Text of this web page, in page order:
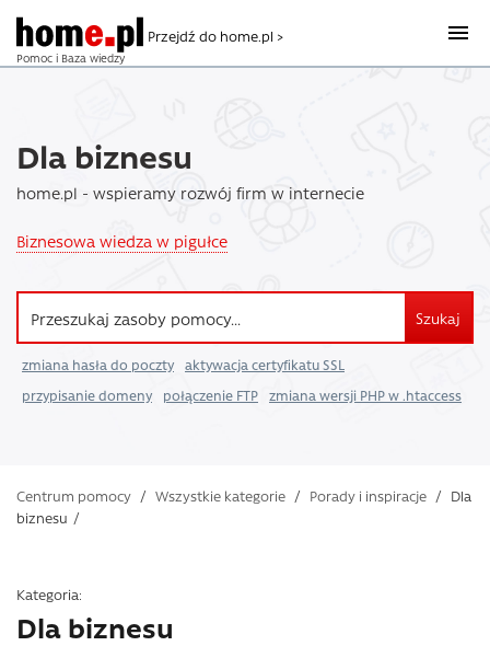
Pomoc i Baza wiedzy
Przejdź do home.pl >
Dla biznesu
home.pl - wspieramy rozwój firm w internecie
Biznesowa wiedza w pigułce
Szukaj
zmiana hasła do poczty
aktywacja certyfikatu SSL
przypisanie domeny
połączenie FTP zmiana wersji PHP w .htaccess
Centrum pomocy / Wszystkie kategorie / Porady i inspiracje / Dla
biznesu /
Kategoria:
Dla biznesu